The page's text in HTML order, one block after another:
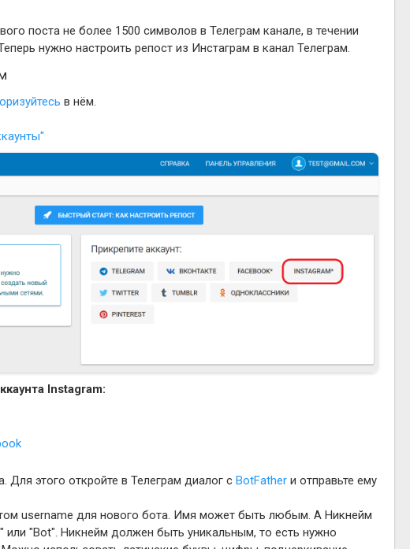
поста не более 1500 символов в Телеграм канале, в течении
нужно настроить репост из Инстаграм в канал Телеграм.
в нём.
Instagram:
Для этого откройте в Телеграм диалог сBotFather и отправьте ему
username для нового бота. Имя может быть любым. А Никнейм
или "Bot". Никнейм должен быть уникальным, то есть нужно